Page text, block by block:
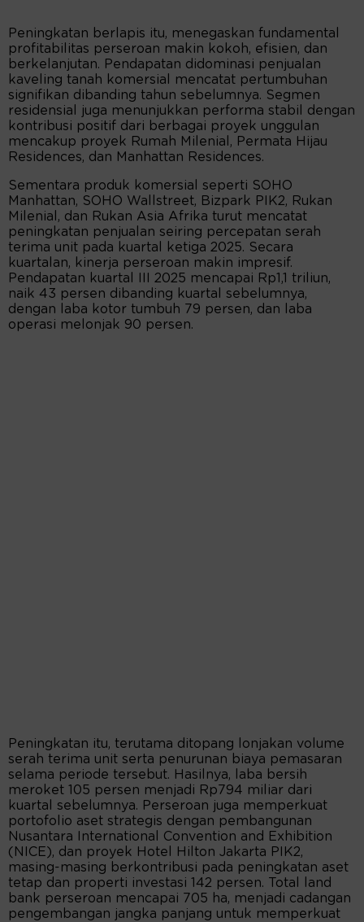
Peningkatan berlapis itu, menegaskan fundamental
profitabilitas perseroan makin kokoh, efisien, dan
berkelanjutan. Pendapatan didominasi penjualan
kaveling tanah komersial mencatat pertumbuhan
signifikan dibanding tahun sebelumnya. Segmen
residensial juga menunjukkan performa stabil dengan
kontribusi positif dari berbagai proyek unggulan
mencakup proyek Rumah Milenial, Permata Hijau
Residences, dan Manhattan Residences.
Sementara produk komersial seperti SOHO
Manhattan, SOHO Wallstreet, Bizpark PIK2, Rukan
Milenial, dan Rukan Asia Afrika turut mencatat
peningkatan penjualan seiring percepatan serah
terima unit pada kuartal ketiga 2025. Secara
kuartalan, kinerja perseroan makin impresif.
Pendapatan kuartal III 2025 mencapai Rp1,1 triliun,
naik 43 persen dibanding kuartal sebelumnya,
dengan laba kotor tumbuh 79 persen, dan laba
operasi melonjak 90 persen.
Peningkatan itu, terutama ditopang lonjakan volume
serah terima unit serta penurunan biaya pemasaran
selama periode tersebut. Hasilnya, laba bersih
meroket 105 persen menjadi Rp794 miliar dari
kuartal sebelumnya. Perseroan juga memperkuat
portofolio aset strategis dengan pembangunan
Nusantara International Convention and Exhibition
(NICE), dan proyek Hotel Hilton Jakarta PIK2,
masing-masing berkontribusi pada peningkatan aset
tetap dan properti investasi 142 persen. Total land
bank perseroan mencapai 705 ha, menjadi cadangan
pengembangan jangka panjang untuk memperkuat